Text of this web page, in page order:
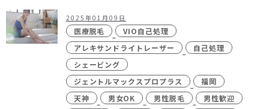
2025年01月09日
医療脱毛
VIO自己処理
アレキサンドライトレーザー
自己処理
シェービング
ジェントルマックスプロプラス
福岡
天神
男女OK 男性脱毛
男性歓迎